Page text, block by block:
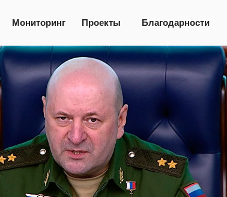
Мониторинг Благодарности
Проекты